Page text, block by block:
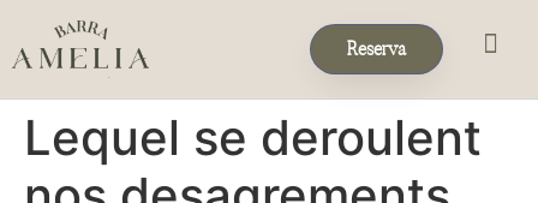
Reserva
Lequel se deroulent